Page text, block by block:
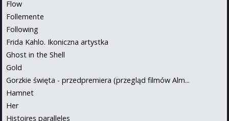
Flow
Follemente
Following
Frida Kahlo. Ikoniczna artystka
Ghost in the Shell
Gold
Gorzkie święta - przedpremiera (przegląd filmów Alm...
Hamnet
Her